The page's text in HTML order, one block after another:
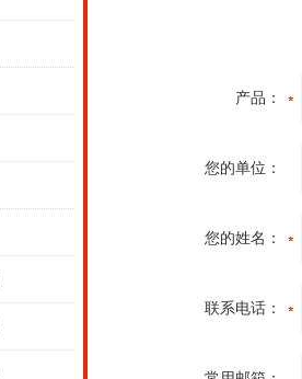
产品：
您的单位：
您的姓名：
联系电话：